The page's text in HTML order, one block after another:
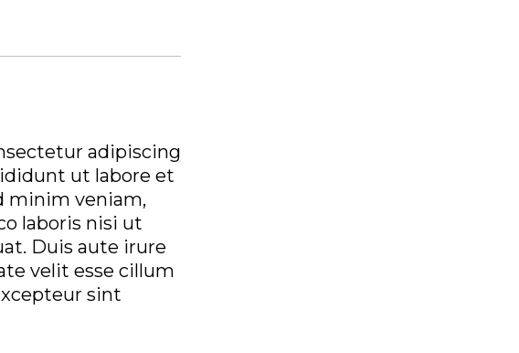
adipiscing
ut labore et
minim veniam,
laboris nisi ut
Duis aute irure
velit esse cillum
sint